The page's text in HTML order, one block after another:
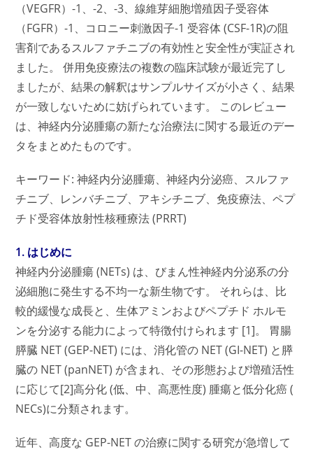
（VEGFR）-1、-2、-3、線維芽細胞増殖因子受容体
（FGFR）-1、コロニー刺激因子-1 受容体 (CSF-1R)の阻
害剤であるスルファチニブの有効性と安全性が実証され
ました。 併用免疫療法の複数の臨床試験が最近完了し
ましたが、結果の解釈はサンプルサイズが小さく、結果
が一致しないために妨げられています。 このレビュー
は、神経内分泌腫瘍の新たな治療法に関する最近のデー
タをまとめたものです。
キーワード: 神経内分泌腫瘍、神経内分泌癌、スルファ
チニブ、レンバチニブ、アキシチニブ、免疫療法、ペプ
チド受容体放射性核種療法 (PRRT)
1. はじめに
神経内分泌腫瘍 (NETs) は、びまん性神経内分泌系の分
泌細胞に発生する不均一な新生物です。 それらは、比
較的緩慢な成長と、生体アミンおよびペプチド ホルモ
ンを分泌する能力によって特徴付けられます [1]。 胃腸
膵臓 NET (GEP-NET) には、消化管の NET (GI-NET) と膵
臓の NET (panNET) が含まれ、その形態および増殖活性
に応じて[2]高分化 (低、中、高悪性度) 腫瘍と低分化癌 (
NECs)に分類されます。
近年、高度な GEP-NET の治療に関する研究が急増して